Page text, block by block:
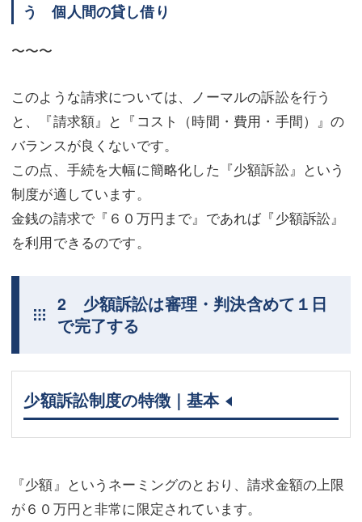
川口事務所（埼玉県川口市）
お問い合せフォーム
う 個人間の貸し借り
〜〜〜
このような請求については、ノーマルの訴訟を行う
と、『請求額』と『コスト（時間・費用・手間）』の
バランスが良くないです。
この点、手続を大幅に簡略化した『少額訴訟』という
制度が適しています。
金銭の請求で『６０万円まで』であれば『少額訴訟』
を利用できるのです。
2 少額訴訟は審理・判決含めて１日
で完了する
少額訴訟制度の特徴｜基本
『少額』というネーミングのとおり、請求金額の上限
が６０万円と非常に限定されています。